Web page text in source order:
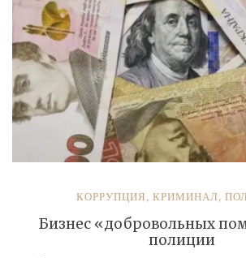
КОРРУПЦИЯ, КРИМИНАЛ,
Бизнес «добровольных
полиции